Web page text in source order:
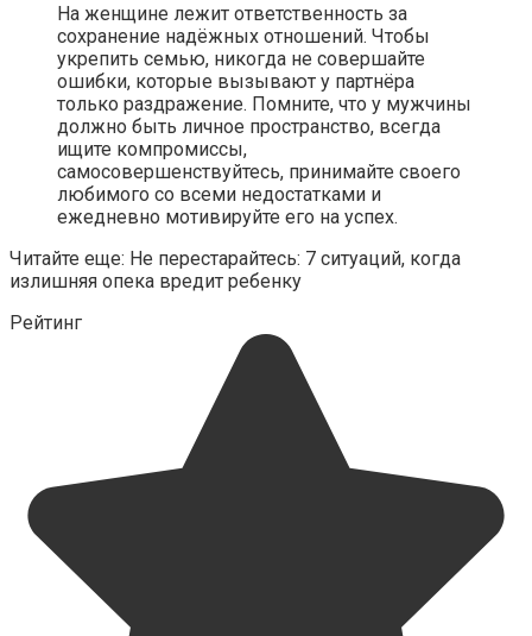
На женщине лежит ответственность за
сохранение надёжных отношений. Чтобы
укрепить семью, никогда не совершайте
ошибки, которые вызывают у партнёра
только раздражение. Помните, что у мужчины
должно быть личное пространство, всегда
ищите компромиссы,
самосовершенствуйтесь, принимайте своего
любимого со всеми недостатками и
ежедневно мотивируйте его на успех.
Читайте еще: Не перестарайтесь: 7 ситуаций, когда
излишняя опека вредит ребенку
Рейтинг